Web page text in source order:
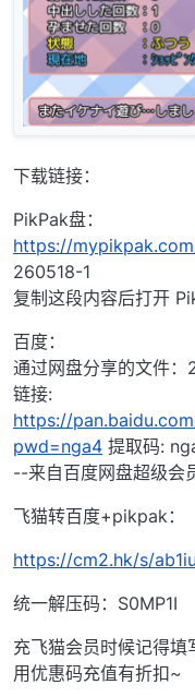
下载链接：
PikPak盘：
https://
260518-1
复制这段内容后打开
百度：
通过网盘分享的文件：
链接:
https://
pwd=nga4 提取码:
--来自百度网盘超级会
飞猫转百度+pikpak：
https://cm2.hk/s/
统一解压码：S0MP1I
充飞猫会员时候记得填
用优惠码充值有折扣~